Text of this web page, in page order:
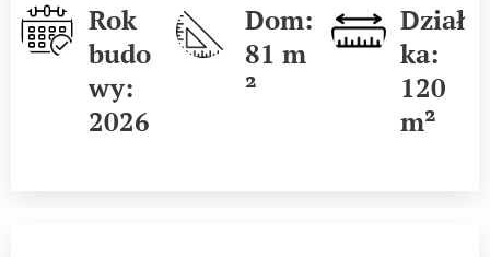
Rok
budo
wy:
2026
Dom:
81 m
²
Dział
ka:
120
m²